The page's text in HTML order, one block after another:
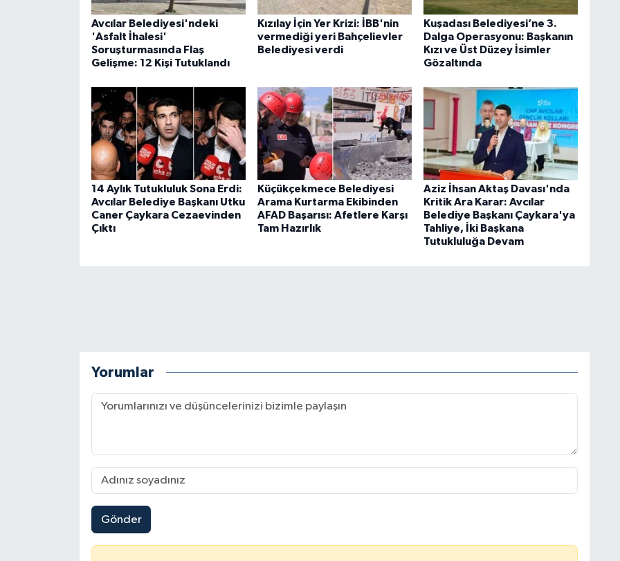
Avcılar Belediyesi'ndeki
'Asfalt İhalesi'
Soruşturmasında Flaş
Gelişme: 12 Kişi Tutuklandı
Kızılay İçin Yer Krizi: İBB'nin
vermediği yeri Bahçelievler
Belediyesi verdi
Kuşadası Belediyesi’ne 3.
Dalga Operasyonu: Başkanın
Kızı ve Üst Düzey İsimler
Gözaltında
14 Aylık Tutukluluk Sona Erdi:
Avcılar Belediye Başkanı Utku
Caner Çaykara Cezaevinden
Çıktı
Küçükçekmece Belediyesi
Arama Kurtarma Ekibinden
AFAD Başarısı: Afetlere Karşı
Tam Hazırlık
Aziz İhsan Aktaş Davası'nda
Kritik Ara Karar: Avcılar
Belediye Başkanı Çaykara'ya
Tahliye, İki Başkana
Tutukluluğa Devam
Yorumlar
Gönder